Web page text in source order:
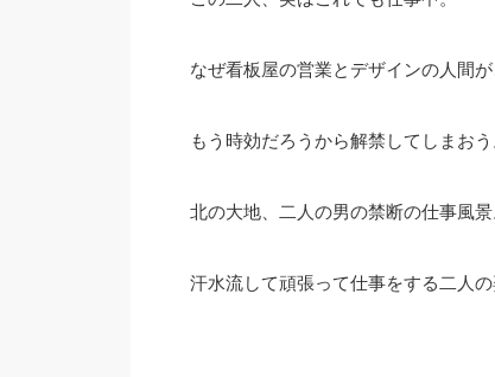
なぜ看板屋の営業とデザインの人間
もう時効だろうから解禁してしまおう
北の大地、二人の男の禁断の仕事風景
汗水流して頑張って仕事をする二人